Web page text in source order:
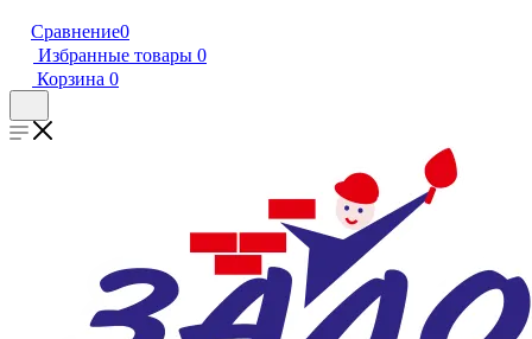
Сравнение0
Избранные товары 0
Корзина 0